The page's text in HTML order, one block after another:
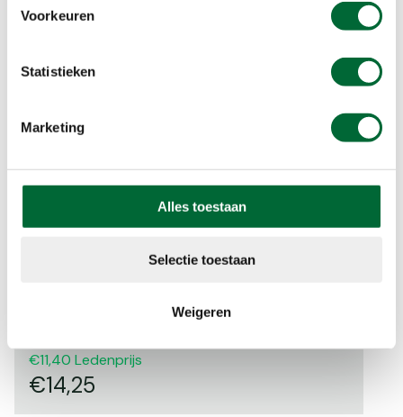
Voorkeuren
Statistieken
Marketing
Alles toestaan
Selectie toestaan
Weigeren
11,40 Ledenprijs
14,25